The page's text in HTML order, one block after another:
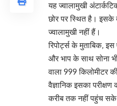
यह ज्वालामुखी
छोर पर स्थित है। इसके
ज्वालामुखी नहीं हैं।
रिपोर्ट्स के मुताबिक,
और भाप के साथ सोना
वाला 999 किलोमीटर
वैज्ञानिक इसका
करीब तक नहीं पहुंच